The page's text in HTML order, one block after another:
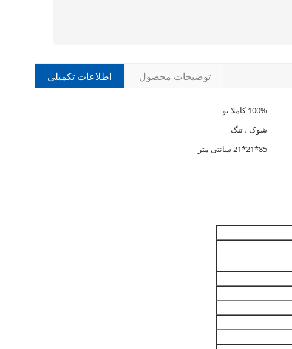
اطلاعات تکمیلی توضیحات محصول
100% کاملا نو
شوک ، تنگ
85*21*21 سانتی متر